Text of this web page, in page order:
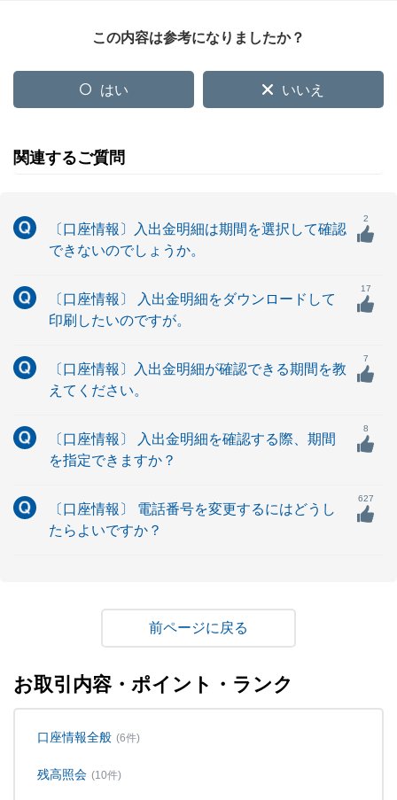
この内容は参考になりましたか？
はい いいえ
関連するご質問
〔口座情報〕入出金明細は期間を選択して確認
できないのでしょうか。
2
〔口座情報〕 入出金明細をダウンロードして
印刷したいのですが。
17
〔口座情報〕入出金明細が確認できる期間を教
えてください。
7
〔口座情報〕 入出金明細を確認する際、期間
を指定できますか？
8
〔口座情報〕 電話番号を変更するにはどうし
たらよいですか？
627
戻る
お取引内容・ポイント・ランク
口座情報全般 (6件)
残高照会 (10件)